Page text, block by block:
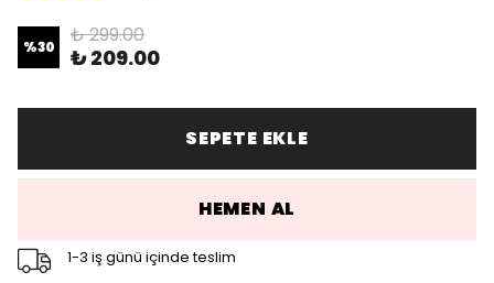
%30 ₺ 299.00
₺ 209.00
SEPETE EKLE
HEMEN AL
1-3 iş günü içinde teslim